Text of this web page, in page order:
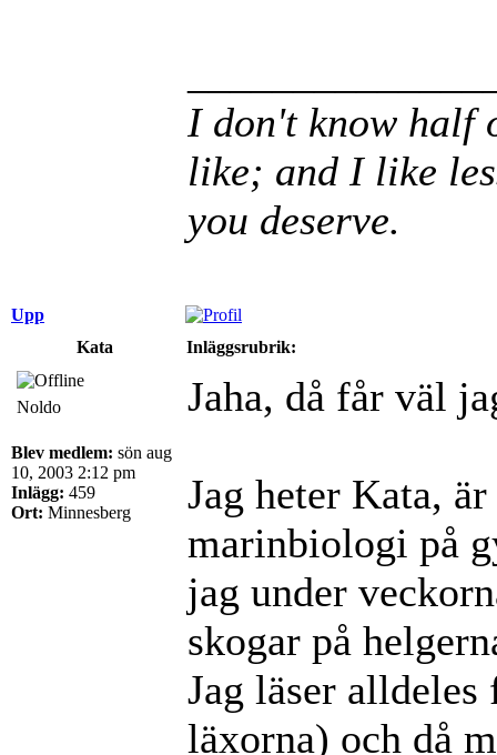
I don't know half
like; and I like
you deserve.
Upp
Kata
Inläggsrubrik:
Noldo
Blev medlem: sön aug
10, 2003 2:12 pm
Inlägg: 459
Ort: Minnesberg
Jaha, då får väl
Jag heter Kata,
marinbiologi på
jag under
skogar på
Jag läser
läxorna) och då